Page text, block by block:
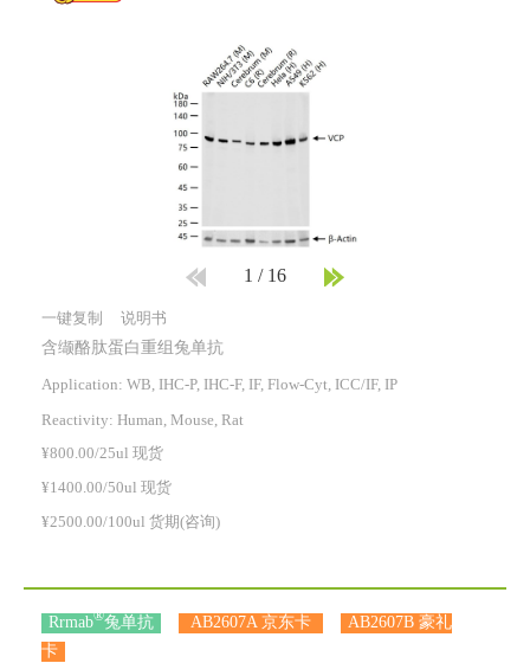
1 / 16
一键复制 说明书
含缬酪肽蛋白重组兔单抗
Application: WB, IHC-P, IHC-F, IF, Flow-Cyt, ICC/IF, IP
Reactivity: Human, Mouse, Rat
¥800.00/25ul 现货
¥1400.00/50ul 现货
¥2500.00/100ul 货期(咨询)
Rrmab®兔单抗 AB2607A 京东卡
AB2607B 豪礼
卡